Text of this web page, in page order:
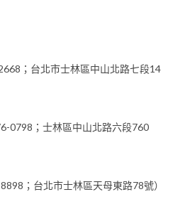
；台北市士林區中山北路七段14
0798；士林區中山北路六段760
；台北市士林區天母東路78號）